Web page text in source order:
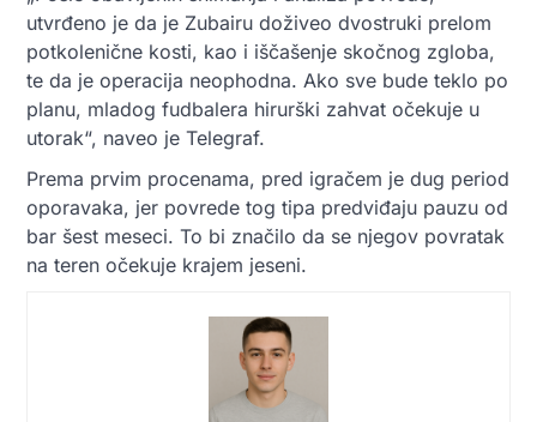
utvrđeno je da je Zubairu doživeo dvostruki prelom
potkolenične kosti, kao i iščašenje skočnog zgloba,
te da je operacija neophodna. Ako sve bude teklo po
planu, mladog fudbalera hirurški zahvat očekuje u
utorak“, naveo je Telegraf.
Prema prvim procenama, pred igračem je dug period
oporavaka, jer povrede tog tipa predviđaju pauzu od
bar šest meseci. To bi značilo da se njegov povratak
na teren očekuje krajem jeseni.